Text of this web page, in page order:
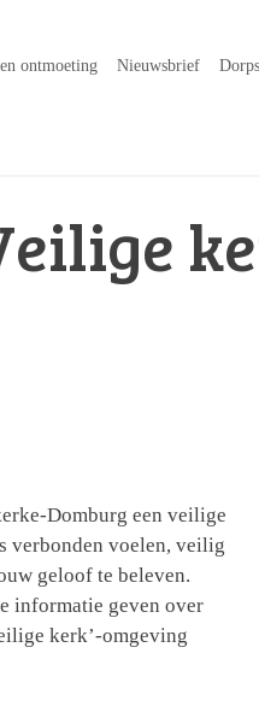
ontmoeting Nieuwsbrief
Domburg een veilige
verbonden voelen, veilig
geloof te beleven.
informatie geven over
kerk’-omgeving